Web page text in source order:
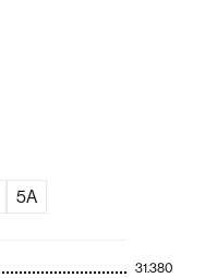
5A
31.380